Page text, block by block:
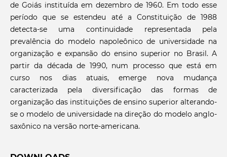
de Goiás instituída em dezembro de 1960. Em todo esse
período que se estendeu até a Constituição de 1988
detecta-se uma continuidade representada pela
prevalência do modelo napoleônico de universidade na
organização e expansão do ensino superior no Brasil. A
partir da década de 1990, num processo que está em
curso nos dias atuais, emerge nova mudança
caracterizada pela diversificação das formas de
organização das instituições de ensino superior alterando-
se o modelo de universidade na direção do modelo anglo-
saxônico na versão norte-americana.